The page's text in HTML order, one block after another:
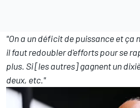
"On a un déficit de puissance et ça
il faut redoubler d'efforts pour se
plus. Si [les autres] gagnent un
deux, etc."